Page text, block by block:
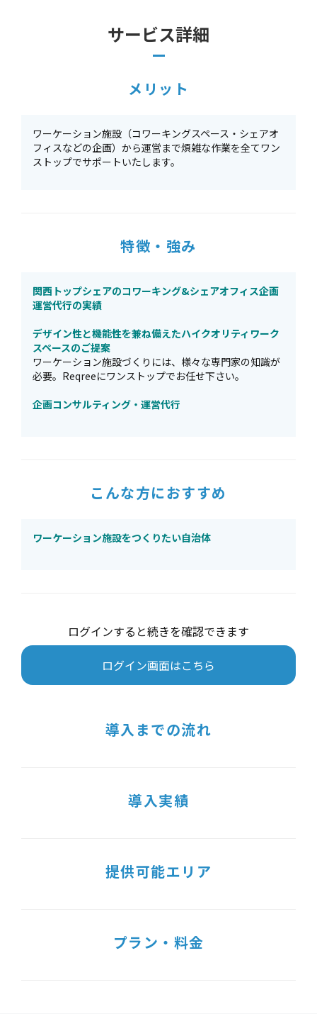
サービス詳細
メリット
ワーケーション施設（コワーキングスペース・シェアオ
フィスなどの企画）から運営まで煩雑な作業を全てワン
ストップでサポートいたします。
特徴・強み
関西トップシェアのコワーキング&シェアオフィス企画
運営代行の実績
デザイン性と機能性を兼ね備えたハイクオリティワーク
スペースのご提案
ワーケーション施設づくりには、様々な専門家の知識が
必要。Reqreeにワンストップでお任せ下さい。
企画コンサルティング・運営代行
こんな方におすすめ
ワーケーション施設をつくりたい自治体
ログインすると続きを確認できます
ログイン画面はこちら
導入までの流れ
導入実績
提供可能エリア
プラン・料金